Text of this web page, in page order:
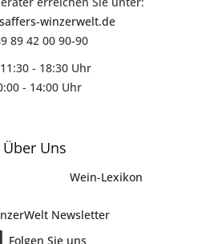
winzerwelt.de
89 42 00 90-90
- 18:30 Uhr
- 14:00 Uhr
Über Uns
Wein-Lexikon
Newsletter
Folgen Sie uns